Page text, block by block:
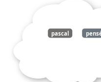
pascal